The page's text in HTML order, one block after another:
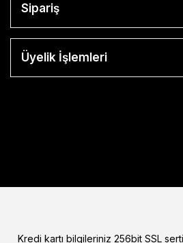
Sipariş
Üyelik İşlemleri
Kredi kartı bilgileriniz 256bit SSL